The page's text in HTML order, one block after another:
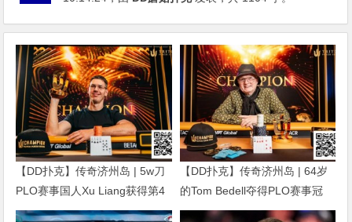
【DD扑克】传奇济州岛 | 5w刀
PLO赛事国人Xu Liang获得第4
名，匈牙利Gergo Nagy夺冠
【DD扑克】传奇济州岛 | 64岁
的Tom Bedell夺得PLO赛事冠
军，国人Shi Ning Dan获亚军